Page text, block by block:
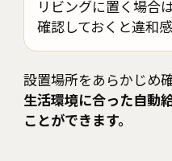
リビングに置く場合
確認しておくと違和
設置場所をあらかじめ
生活環境に合った自動
ことができます。